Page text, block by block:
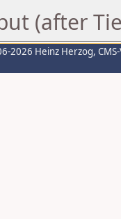
(after
2026 Heinz Herzog,